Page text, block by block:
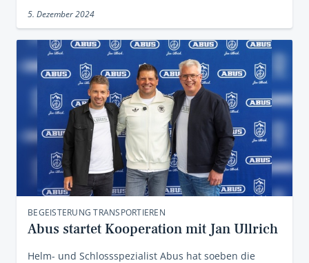
5. Dezember 2024
BEGEISTERUNG TRANSPORTIEREN
Abus startet Kooperation mit Jan Ullrich
Helm- und Schlossspezialist Abus hat soeben die